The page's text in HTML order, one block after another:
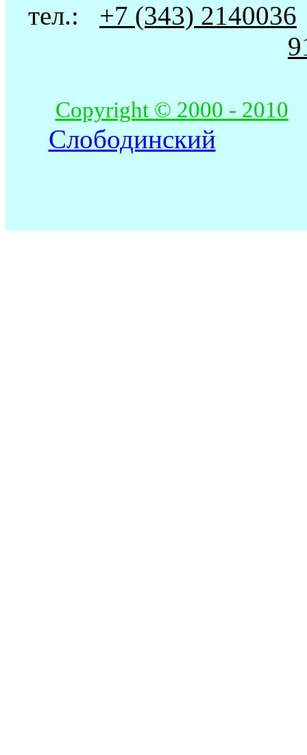
тел.: +7 (343) 2140036
Copyright © 2000 - 2010
Слободинский